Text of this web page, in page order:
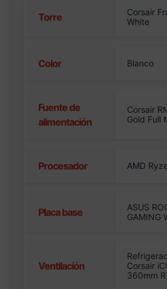
Torre
Corsair
White
Color Blanco
Fuente de
alimentación
Corsair
Gold Full
Procesador AMD
Placa base
ASUS
GAMING
Ventilación
Corsair
360mm